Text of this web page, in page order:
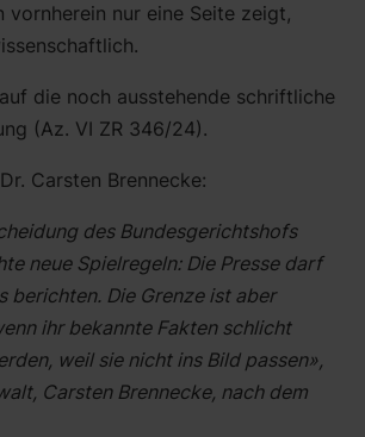
vornherein nur eine Seite zeigt,
die noch ausstehende schriftliche
(Az. VI ZR 346/24).
Carsten Brennecke:
des Bundesgerichtshofs
neue Spielregeln: Die Presse darf
berichten. Die Grenze ist aber
ihr bekannte Fakten schlicht
weil sie nicht ins Bild passen»,
Carsten Brennecke, nach dem